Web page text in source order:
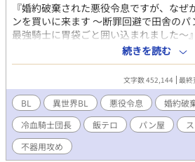
『婚約破棄された悪役令息ですが、な
ンを買いに来ます 〜断罪回避で田舎の
最強騎士に胃袋ごと囲い込まれました〜
追放。 公爵令息ノア・ラザフォードは、
う告げられた瞬間、心の中で歓喜した。
憶を持つ転生者。 この世界が乙女ゲー
役令息”として破滅する運命だと知って
への未練など一切ない。 面倒な貴族社会
放なんてむしろ大歓迎。 「よし、田舎で
てノアは辺境の町で、小さなパン屋《白
焼きたてのミルクパン、焦がしバター塩
ン。 ようやく手に入れた平穏なスロー
続きを読む
文字数 452,144 最終
BL 異世界BL 悪役令息 婚約破
冷血騎士団長
飯テロ パン屋
不器用攻め